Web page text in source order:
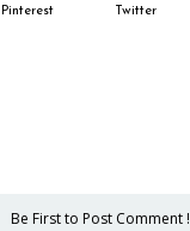
Pinterest Twitter
Be First to Post Comment !